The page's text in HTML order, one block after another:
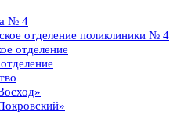
№ 4
отделение поликлиники № 4
отделение